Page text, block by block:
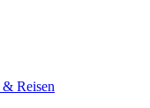
& Reisen